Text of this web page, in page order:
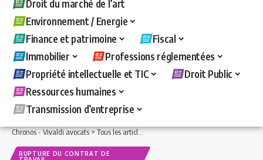
Droit du marché de l’art
Environnement / Energie
Finance et patrimoine
Fiscal
Immobilier
Professions réglementées
Propriété intellectuelle et TIC
Droit Public
Ressources humaines
Transmission d’entreprise
Chronos - Vivaldi avocats>Tous les articles >Ressources humaines>Rupture
RUPTURE DU CONTRAT DE